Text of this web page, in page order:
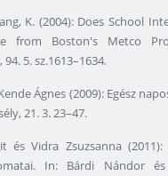
K. (2004): Does School
from Boston's Metco
5. sz.1613–1634.
Ágnes (2009): Egész
21. 3. 23–47.
és Vidra Zsuzsanna
In: Bárdi Nándor